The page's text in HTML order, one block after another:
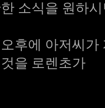
소식을 원하
후에 아저씨
을 로렌초가